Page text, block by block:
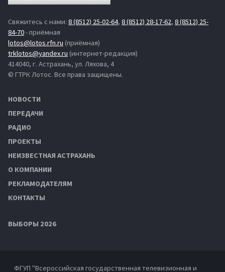
Свяжитесь с нами: 8 (8512) 25-02-64, 8 (8512) 28-17-62, 8 (8512) 25-
84-70- приёмная
lotos@lotos.rfn.ru (приёмная)
trklotos@yandex.ru (интернет-редакция)
414040, г. Астрахань, ул. Ляхова, 4
© ГТРК Лотос. Все права защищены.
НОВОСТИ
ПЕРЕДАЧИ
РАДИО
ПРОЕКТЫ
НЕИЗВЕСТНАЯ АСТРАХАНЬ
О КОМПАНИИ
РЕКЛАМОДАТЕЛЯМ
КОНТАКТЫ
ВЫБОРЫ 2026
ФГУП "Всероссийская государственная телевизионная и